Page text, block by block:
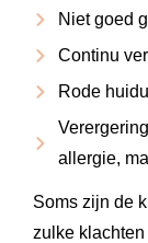
Niet goed
Continu
Rode
allergie,
Soms zijn de
zulke